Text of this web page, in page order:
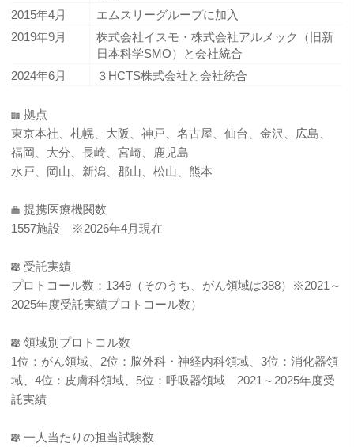
2015年4月
エムスリーグループに加入
2019年9月
株式会社イスモ・株式会社アルメック（旧新
日本科学SMO）と会社統合
2024年6月
３HCTS株式会社と会社統合
拠点
東京本社、札幌、大阪、神戸、名古屋、仙台、金沢、広島、
福岡、大分、長崎、宮崎、鹿児島
水戸、岡山、新潟、郡山、松山、熊本
提携医療機関数
1557施設 ※2026年4月現在
受託実績
プロトコール数：1349（そのうち、がん領域は388）※2021～
2025年度受託実績プロトコール数）
領域別プロトコル数
1位：がん領域、2位：脳外科・神経内科領域、3位：消化器領
域、4位：皮膚科領域、5位：呼吸器領域 2021～2025年度受
託実績
一人当たりの担当試験数